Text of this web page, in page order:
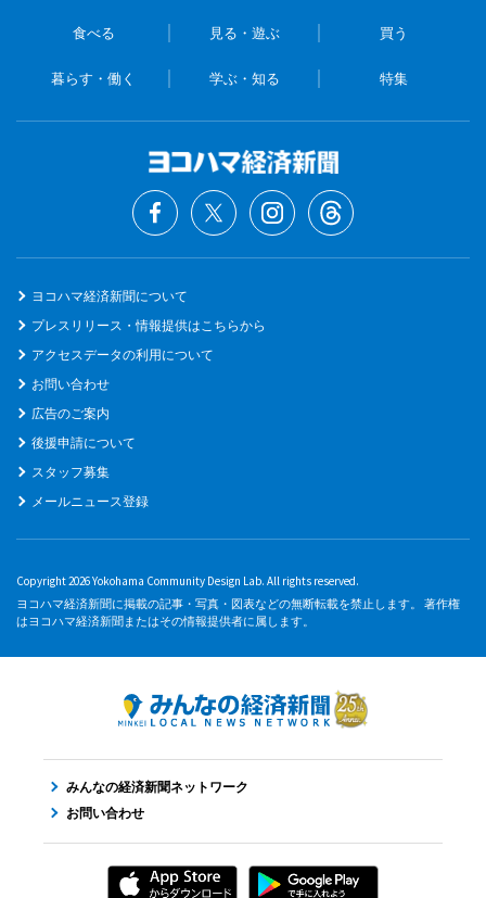
食べる 見る・遊ぶ 買う
暮らす・働く 学ぶ・知る 特集
ヨコハマ経済新聞について
プレスリリース・情報提供はこちらから
アクセスデータの利用について
お問い合わせ
広告のご案内
後援申請について
スタッフ募集
メールニュース登録
Copyright 2026 Yokohama Community Design Lab. All rights reserved.
ヨコハマ経済新聞に掲載の記事・写真・図表などの無断転載を禁止します。 著作権
はヨコハマ経済新聞またはその情報提供者に属します。
みんなの経済新聞ネットワーク
お問い合わせ